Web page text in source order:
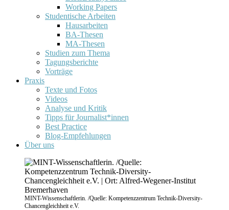
Working Papers
Studentische Arbeiten
Hausarbeiten
BA-Thesen
MA-Thesen
Studien zum Thema
Tagungsberichte
Vorträge
Praxis
Texte und Fotos
Videos
Analyse und Kritik
Tipps für Journalist*innen
Best Practice
Blog-Empfehlungen
Über uns
MINT-Wissenschaftlerin. /Quelle: Kompetenzzentrum Technik-Diversity-
Chancengleichheit e.V.